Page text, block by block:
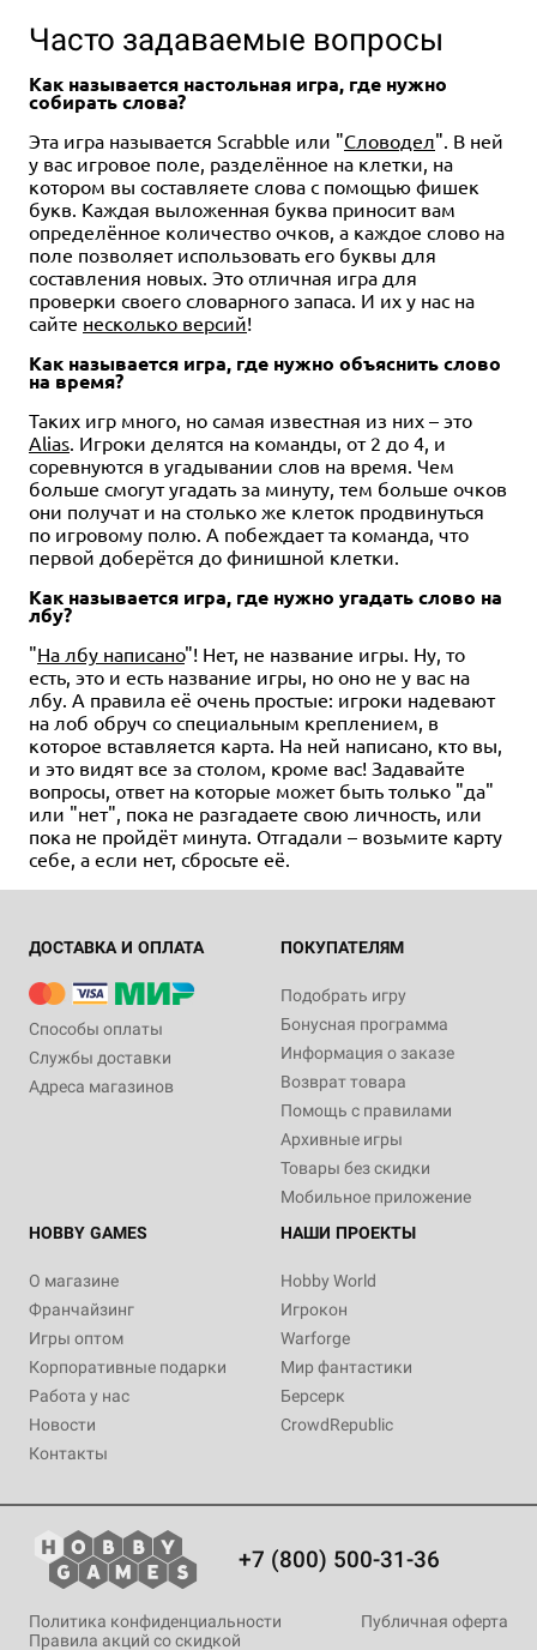
Часто задаваемые вопросы
Как называется настольная игра, где нужно
собирать слова?
Эта игра называется Scrabble или "Словодел". В ней
у вас игровое поле, разделённое на клетки, на
котором вы составляете слова с помощью фишек
букв. Каждая выложенная буква приносит вам
определённое количество очков, а каждое слово на
поле позволяет использовать его буквы для
составления новых. Это отличная игра для
проверки своего словарного запаса. И их у нас на
сайте несколько версий!
Как называется игра, где нужно объяснить слово
на время?
Таких игр много, но самая известная из них – это
Alias . Игроки делятся на команды, от 2 до 4, и
соревнуются в угадывании слов на время. Чем
больше смогут угадать за минуту, тем больше очков
они получат и на столько же клеток продвинуться
по игровому полю. А побеждает та команда, что
первой доберётся до финишной клетки.
Как называется игра, где нужно угадать слово на
лбу?
"На лбу написано"! Нет, не название игры. Ну, то
есть, это и есть название игры, но оно не у вас на
лбу. А правила её очень простые: игроки надевают
на лоб обруч со специальным креплением, в
которое вставляется карта. На ней написано, кто вы,
и это видят все за столом, кроме вас! Задавайте
вопросы, ответ на которые может быть только "да"
или "нет", пока не разгадаете свою личность, или
пока не пройдёт минута. Отгадали – возьмите карту
себе, а если нет, сбросьте её.
ДОСТАВКА И ОПЛАТА
Способы оплаты
Службы доставки
Адреса магазинов
ПОКУПАТЕЛЯМ
Подобрать игру
Бонусная программа
Информация о заказе
Возврат товара
Помощь с правилами
Архивные игры
Товары без скидки
Мобильное приложение
HOBBY GAMES
О магазине
Франчайзинг
Игры оптом
Корпоративные подарки
Работа у нас
Новости
Контакты
НАШИ ПРОЕКТЫ
Hobby World
Игрокон
Warforge
Мир фантастики
Берсерк
CrowdRepublic
+7 (800) 500-31-36
Политика конфиденциальности
Публичная оферта
Правила акций со скидкой